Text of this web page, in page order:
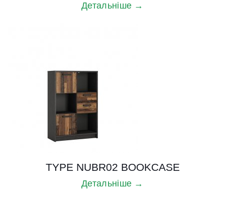
Детальніше →
TYPE NUBR02 BOOKCASE
Детальніше →